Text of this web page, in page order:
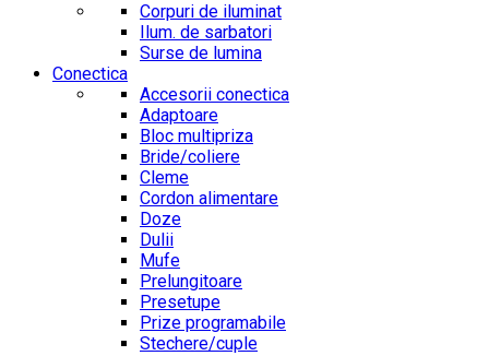
Corpuri de iluminat
Ilum. de sarbatori
Surse de lumina
Conectica
Accesorii conectica
Adaptoare
Bloc multipriza
Bride/coliere
Cleme
Cordon alimentare
Doze
Dulii
Mufe
Prelungitoare
Presetupe
Prize programabile
Stechere/cuple